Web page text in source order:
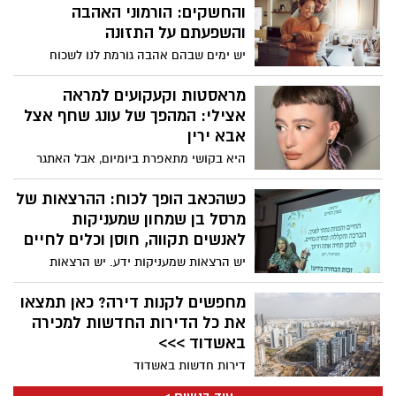
והחשקים: הורמוני האהבה
והשפעתם על התזונה
יש ימים שבהם אהבה גורמת לנו לשכוח
לאכול. ויש ימים שבהם היא גורמת לנו לאכול
ללא הרף, בעיקר כשמשהו בקשר לא יציב. זה
לא "חולשת אופי", אלא ביולוגיה: אותה
מערכת שמפעילה אותנו סביב קשר, חיבה
והיקשרות, מפעילה אותנו גם סביב אוכל. רק
שהפעם, במקום לרדוף אחרי הודעה או
מהירה להירגע.
מראסטות וקעקועים למראה
אצילי: המהפך של עונג שחף אצל
אבא ירין
היא בקושי מתאפרת ביומיום, אבל האתגר
הנועז שהציבה מעצבת התכשיטים לאביה,
המאפר הלאומי, הוליד מהפך היסטרי
ברשתות. הצצה מאחורי הקלעים.
כשהכאב הופך לכוח: ההרצאות של
מרסל בן שמחון שמעניקות
לאנשים תקווה, חוסן וכלים לחיים
יש הרצאות שמעניקות ידע. יש הרצאות
שמעבירות ערב נעים. ויש הרצאות שמצליחות
לגעת בלב, לשנות נקודת מבט ולהעניק
לאנשים כוח אמיתי להמשיך הלאה. זו בדיוק
התחושה שליוותה את המשתתפים בסדרת
במסגרת "קפה תרבות" בגן יבנה, בהובלת
מרסל בן שמחון. במשך ארבעה מפגשים
מחפשים לקנות דירה? כאן תמצאו
את כל הדירות החדשות למכירה
באשדוד >>>
דירות חדשות באשדוד